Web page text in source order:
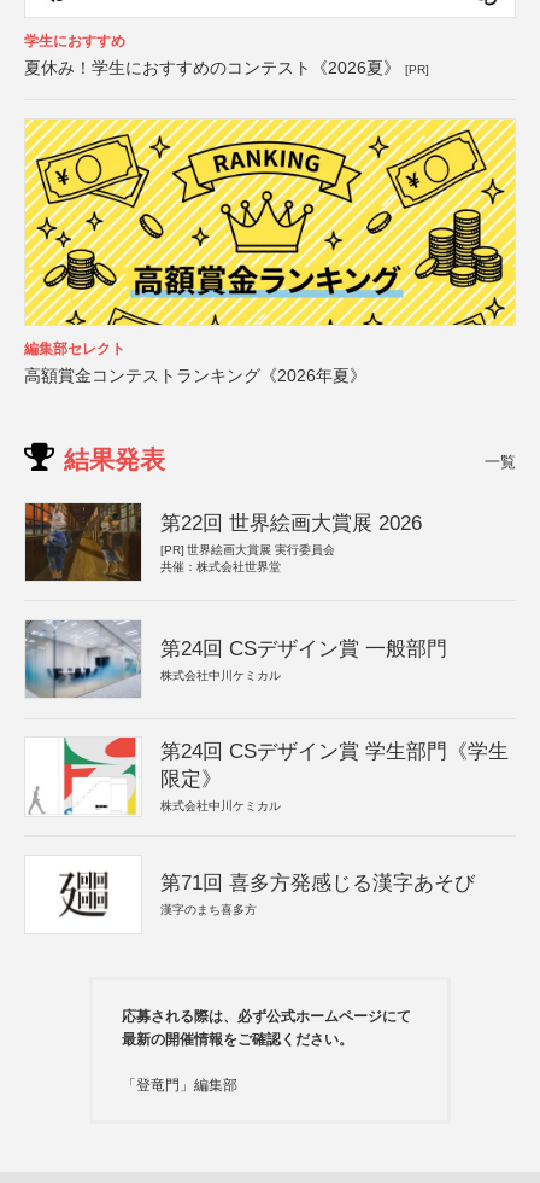
学生におすすめ
夏休み！学生におすすめのコンテスト《2026夏》 [PR]
編集部セレクト
高額賞金コンテストランキング《2026年夏》
結果発表 一覧
第22回 世界絵画大賞展 2026
[PR] 世界絵画大賞展 実行委員会
共催：株式会社世界堂
第24回 CSデザイン賞 一般部門
株式会社中川ケミカル
第24回 CSデザイン賞 学生部門《学生
限定》
株式会社中川ケミカル
第71回 喜多方発感じる漢字あそび
漢字のまち喜多方
応募される際は、必ず公式ホームページにて
最新の開催情報をご確認ください。
「登竜門」編集部